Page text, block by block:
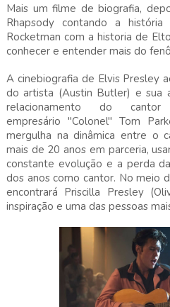
Mais um filme de biografia,
Rhapsody contando a
Rocketman com a historia de
conhecer e entender mais do
A cinebiografia de Elvis Presley
do artista (Austin Butler) e sua
relacionamento do
empresário "Colonel" Tom
mergulha na dinâmica entre o
mais de 20 anos em parceria,
constante evolução e a perda
dos anos como cantor. No meio
encontrará Priscilla Presley
inspiração e uma das pessoas